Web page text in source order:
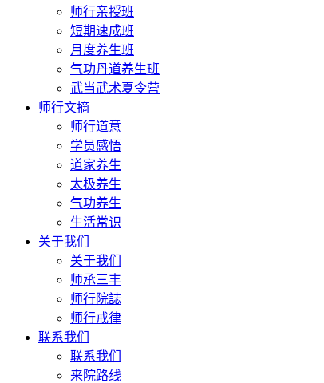
师行亲授班
短期速成班
月度养生班
气功丹道养生班
武当武术夏令营
师行文摘
师行道意
学员感悟
道家养生
太极养生
气功养生
生活常识
关于我们
关于我们
师承三丰
师行院誌
师行戒律
联系我们
联系我们
来院路线